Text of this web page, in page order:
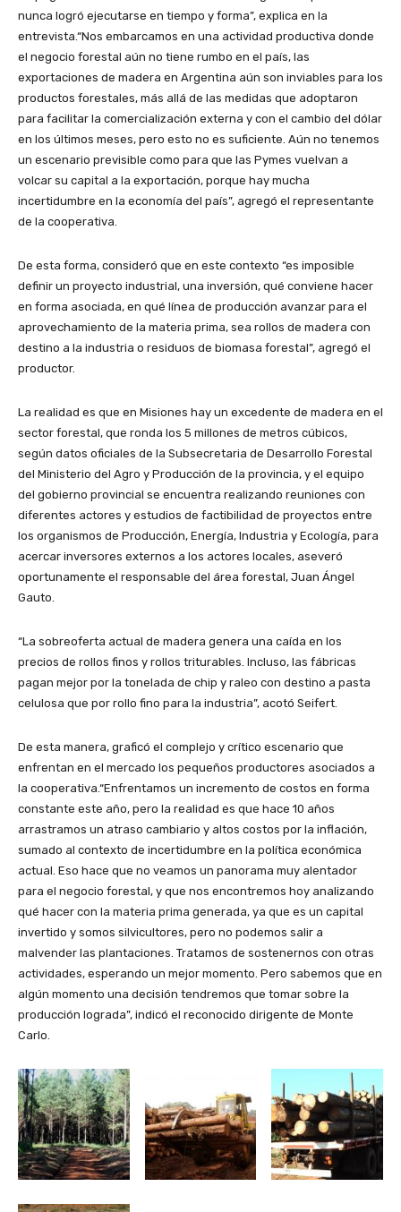
nunca logró ejecutarse en tiempo y forma”, explica en la
entrevista.“Nos embarcamos en una actividad productiva donde
el negocio forestal aún no tiene rumbo en el país, las
exportaciones de madera en Argentina aún son inviables para los
productos forestales, más allá de las medidas que adoptaron
para facilitar la comercialización externa y con el cambio del dólar
en los últimos meses, pero esto no es suficiente. Aún no tenemos
un escenario previsible como para que las Pymes vuelvan a
volcar su capital a la exportación, porque hay mucha
incertidumbre en la economía del país”, agregó el representante
de la cooperativa.
De esta forma, consideró que en este contexto “es imposible
definir un proyecto industrial, una inversión, qué conviene hacer
en forma asociada, en qué línea de producción avanzar para el
aprovechamiento de la materia prima, sea rollos de madera con
destino a la industria o residuos de biomasa forestal”, agregó el
productor.
La realidad es que en Misiones hay un excedente de madera en el
sector forestal, que ronda los 5 millones de metros cúbicos,
según datos oficiales de la Subsecretaria de Desarrollo Forestal
del Ministerio del Agro y Producción de la provincia, y el equipo
del gobierno provincial se encuentra realizando reuniones con
diferentes actores y estudios de factibilidad de proyectos entre
los organismos de Producción, Energía, Industria y Ecología, para
acercar inversores externos a los actores locales, aseveró
oportunamente el responsable del área forestal, Juan Ángel
Gauto.
“La sobreoferta actual de madera genera una caída en los
precios de rollos finos y rollos triturables. Incluso, las fábricas
pagan mejor por la tonelada de chip y raleo con destino a pasta
celulosa que por rollo fino para la industria”, acotó Seifert.
De esta manera, graficó el complejo y crítico escenario que
enfrentan en el mercado los pequeños productores asociados a
la cooperativa.“Enfrentamos un incremento de costos en forma
constante este año, pero la realidad es que hace 10 años
arrastramos un atraso cambiario y altos costos por la inflación,
sumado al contexto de incertidumbre en la política económica
actual. Eso hace que no veamos un panorama muy alentador
para el negocio forestal, y que nos encontremos hoy analizando
qué hacer con la materia prima generada, ya que es un capital
invertido y somos silvicultores, pero no podemos salir a
malvender las plantaciones. Tratamos de sostenernos con otras
actividades, esperando un mejor momento. Pero sabemos que en
algún momento una decisión tendremos que tomar sobre la
producción lograda”, indicó el reconocido dirigente de Monte
Carlo.